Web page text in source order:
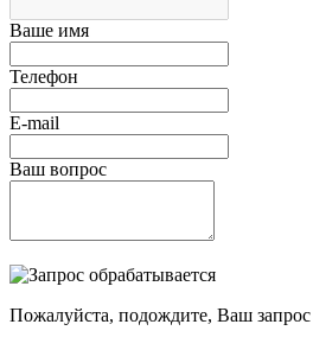
Ваше имя
Телефон
E-mail
Ваш вопрос
Пожалуйста, подождите, Ваш запрос